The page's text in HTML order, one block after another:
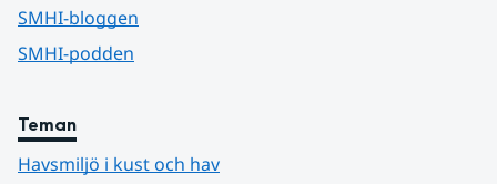
SMHI-bloggen
SMHI-podden
Teman
Havsmiljö i kust och hav